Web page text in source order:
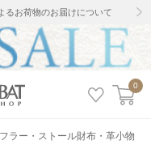
るお荷物のお届けについて
0
ラー・ストール財布・革小物